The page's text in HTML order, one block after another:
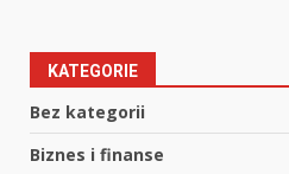
KATEGORIE
Bez kategorii
Biznes i finanse